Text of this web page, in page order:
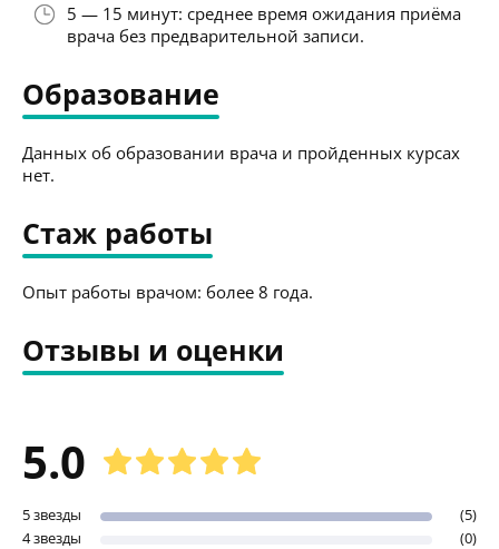
5 — 15 минут: среднее время ожидания приёма
врача без предварительной записи.
Образование
Данных об образовании врача и пройденных курсах
нет.
Стаж работы
Опыт работы врачом: более 8 года.
Отзывы и оценки
5.0
5 звезды
(5)
4 звезды
(0)